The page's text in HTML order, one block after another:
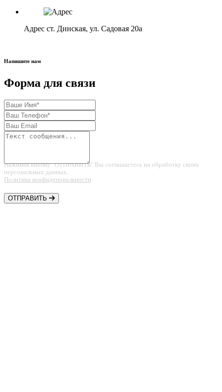
Адрес ст. Динская, ул. Садовая 20а
Напишите нам
Форма для связи
Нажимая кнопку "ОТПРАВИТЬ" Вы соглашаетесь на обработку своих
персональных данных.
Политика конфиденциальности
ОТПРАВИТЬ